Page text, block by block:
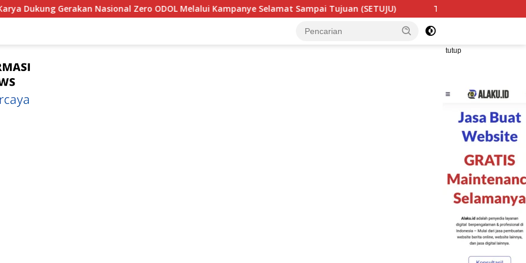
Zero ODOL Melalui Kampanye Selamat Sampai Tujuan (SETUJU) Teror Makhluk Astral Sesosok Anak Kecil dan
tutup